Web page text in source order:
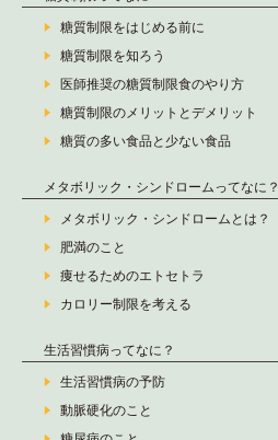
糖質制限をはじめる前に
糖質制限を知ろう
医師推奨の糖質制限食のやり方
糖質制限のメリットとデメリット
糖質の多い食品と少ない食品
メタボリック・シンドロームってなに？
メタボリック・シンドロームとは？
肥満のこと
痩せるためのエトセトラ
カロリー制限を考える
生活習慣病ってなに？
生活習慣病の予防
動脈硬化のこと